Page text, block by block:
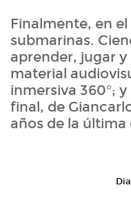
Finalmente, en
submarinas.
aprender, jugar
material
inmersiva 360°;
final, de
años de la